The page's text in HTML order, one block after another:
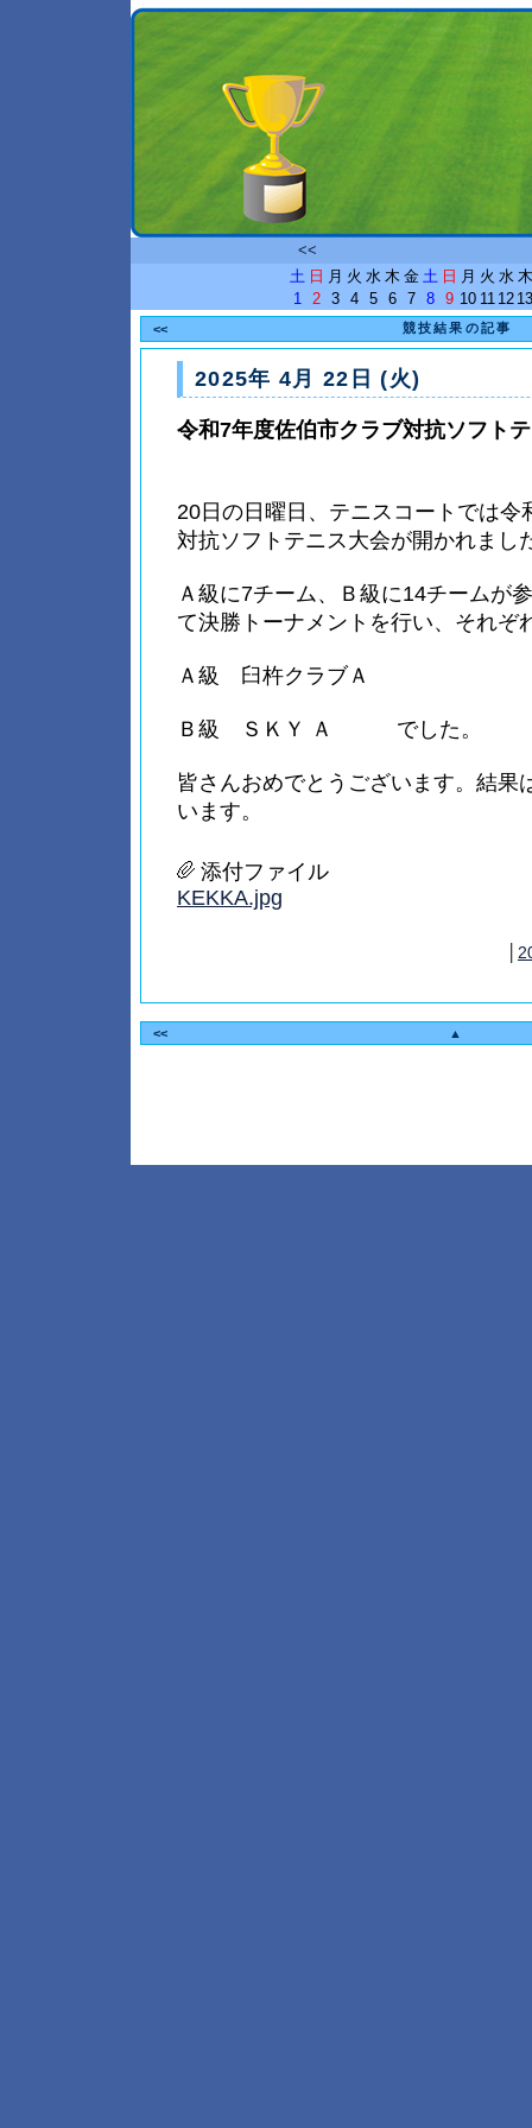
<<
土 日 月 火 水 木 金 土 日 月 火 水 木
1
2 3 4 5 6 7 8 9 10 11 12 13
<< 競技結果の記事
2025年 4月 22日 (火)
令和7年度佐伯市クラブ対抗ソフト
20日の日曜日、テニスコートでは令
対抗ソフトテニス大会が開かれまし
Ａ級に7チーム、Ｂ級に14チームが
て決勝トーナメントを行い、それぞ
Ａ級 臼杵クラブＡ
Ｂ級 ＳＫＹ Ａ でした。
皆さんおめでとうございます。結果
います。
添付ファイル
KEKKA.jpg
<< ▲